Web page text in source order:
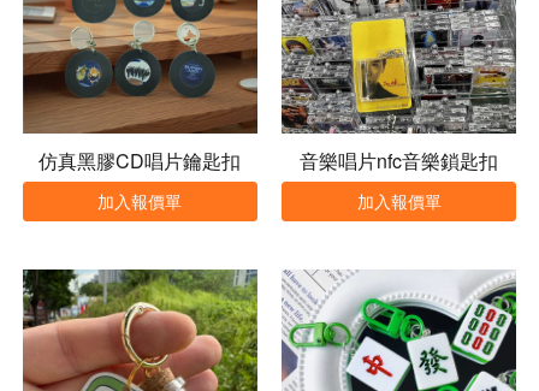
仿真黑膠CD唱片鑰匙扣
加入報價單
音樂唱片nfc音樂鎖匙扣
加入報價單